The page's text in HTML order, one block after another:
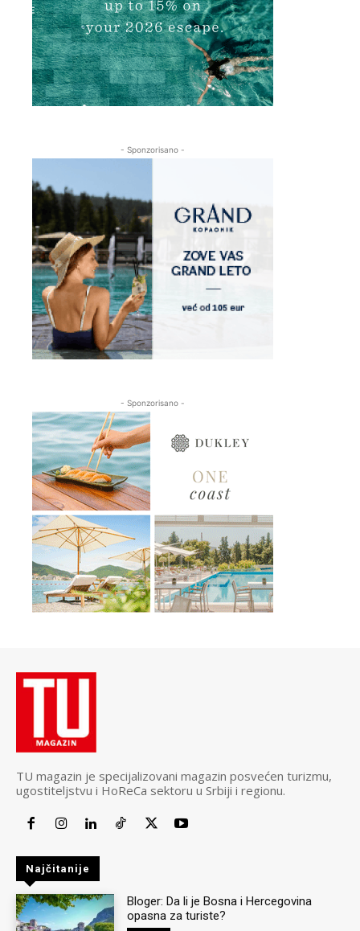
- Sponzorisano -
- Sponzorisano -
TU magazin je specijalizovani magazin posvećen turizmu,
ugostiteljstvu i HoReCa sektoru u Srbiji i regionu.
Najčitanije
Bloger: Da li je Bosna i Hercegovina
opasna za turiste?